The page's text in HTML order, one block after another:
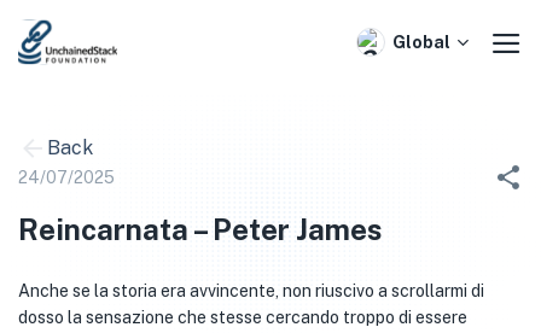
Skip
Global
Back
24/07/2025
Reincarnata – Peter James
Anche se la storia era avvincente, non riuscivo a scrollarmi di
dosso la sensazione che stesse cercando troppo di essere